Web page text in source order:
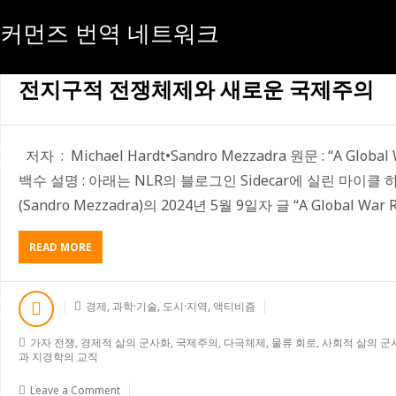
커먼즈 번역 네트워크
[월:]2026년 07월
전지구적 전쟁체제와 새로운 국제주의
저자 : Michael Hardt•Sandro Mezzadra 원문 : “A Global
백수 설명 : 아래는 NLR의 블로그인 Sidecar에 실린 마이클
(Sandro Mezzadra)의 2024년 5월 9일자 글 “A Global War
READ MORE
전
지
적
쟁
체
경제,과학·기술, 도시·지역,액티비즘
가자 전쟁, 경제적 삶의 군사화, 국제주의, 다극체제, 물류 회로, 사회적 삶의 군
과 지경학의 교직
Leave a Comment